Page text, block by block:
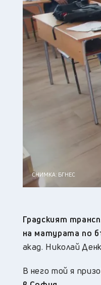
СНИМКА: БГНЕС
Градският
на матурата по
акад. Николай
В него той я